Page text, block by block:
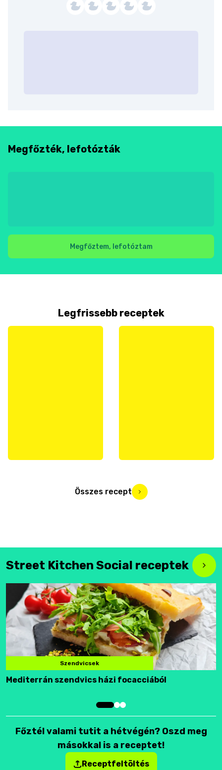
Megfőzték, lefotózták
Megfőztem, lefotóztam
Legfrissebb receptek
Összes recept
Street Kitchen Social receptek
Szendvicsek
Mediterrán szendvics házi focacciából
Főztél valami tutit a hétvégén? Oszd meg
másokkal is a receptet!
Receptfeltöltés